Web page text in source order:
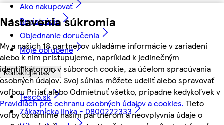
Nastavenia súkromia
My a našich 18 partnerov ukladáme informácie v zariadení
alebo k nim pristupujeme, napríklad k jedinečným
identifikátorom v súboroch cookie, za účelom spracúvania
osobných údajov. Svoj súhlas môžete udeliť alebo spravovať
voľbou Prijať alebo Odmietnuť všetko, prípadne kedykoľvek v
Pravidlách pre ochranu osobných údajov a cookies. Tieto
voľby oznámime našim partnerom a neovplyvnia údaje o
Ako nakupovať
Registrácia
Objednanie doručenia
Moje obľúbené
Kontaktujte nás
Tesco.sk
Zákaznícka linka - 0800222333